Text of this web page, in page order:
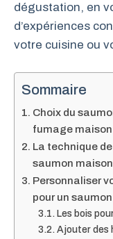
dégustation, en
d’expériences
votre cuisine ou
Sommaire
Choix du
fumage maison
La technique
saumon
Personnaliser
pour un
Les bois
Ajouter des